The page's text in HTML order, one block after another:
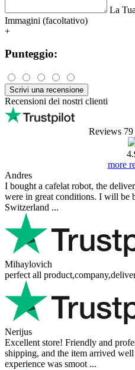
La
Immagini (facoltativo)
+
Punteggio:
Scrivi una recensione
Recensioni dei nostri clienti
Reviews 79
more
Andres
I bought a cafelat robot, the
were in great conditions. I will be
Switzerland ...
Mihaylovich
perfect all
Nerijus
Excellent store! Friendly and
shipping, and the item arrived
experience was smoot ...